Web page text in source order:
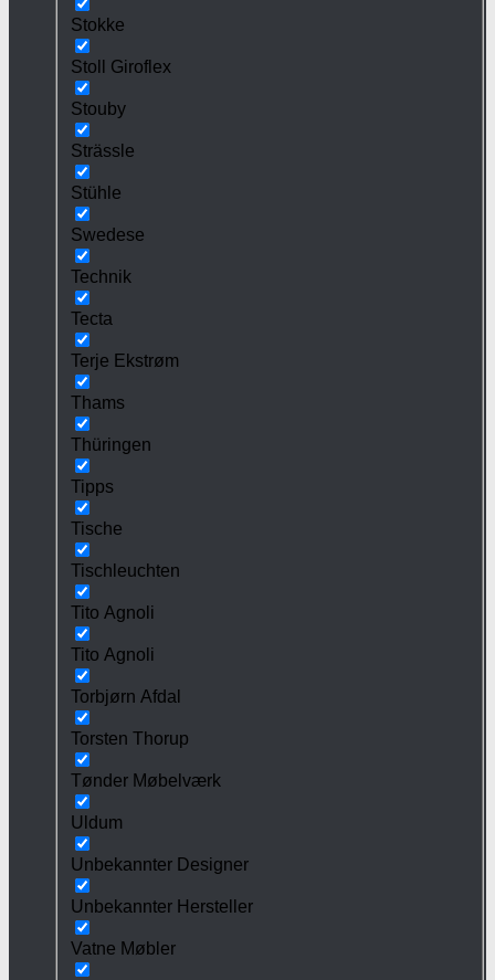
Stokke
Stoll Giroflex
Stouby
Strässle
Stühle
Swedese
Technik
Tecta
Terje Ekstrøm
Thams
Thüringen
Tipps
Tische
Tischleuchten
Tito Agnoli
Tito Agnoli
Torbjørn Afdal
Torsten Thorup
Tønder Møbelværk
Uldum
Unbekannter Designer
Unbekannter Hersteller
Vatne Møbler